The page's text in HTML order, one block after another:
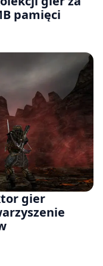
pamięci
gier